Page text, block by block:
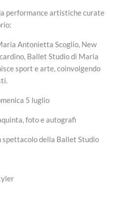
performance artistiche curate
Antonietta Scoglio, New
Ballet Studio di Maria
sport e arte, coinvolgendo
5 luglio
foto e autografi
della Ballet Studio